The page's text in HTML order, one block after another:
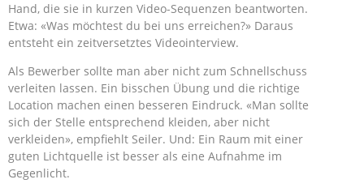
Hand, die sie in kurzen Video-Sequenzen beantworten.
Etwa: «Was möchtest du bei uns erreichen?» Daraus
entsteht ein zeitversetztes Videointerview.
Als Bewerber sollte man aber nicht zum Schnellschuss
verleiten lassen. Ein bisschen Übung und die richtige
Location machen einen besseren Eindruck. «Man sollte
sich der Stelle entsprechend kleiden, aber nicht
verkleiden», empfiehlt Seiler. Und: Ein Raum mit einer
guten Lichtquelle ist besser als eine Aufnahme im
Gegenlicht.